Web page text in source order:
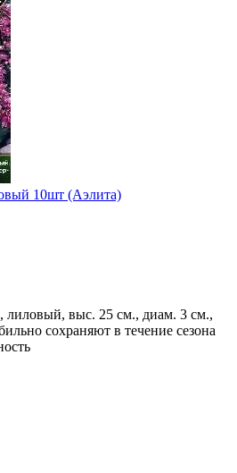
10шт (Аэлита)
выс. 25 см., диам. 3 см.,
сохраняют в течение сезона